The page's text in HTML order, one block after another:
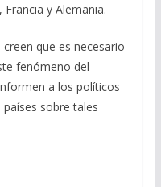
y Alemania.
que es necesario
fenómeno del
a los políticos
sobre tales